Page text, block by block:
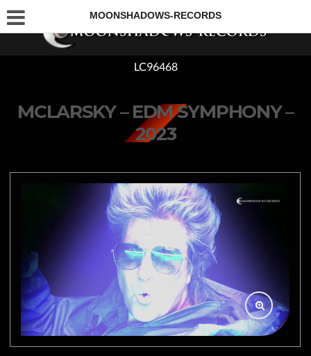
MOONSHADOWS-RECORDS
LC96468
MCLARSKY – EDM SYMPHONY –
2023